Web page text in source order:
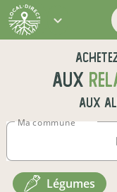
aux
aux
Ma commune
légumes